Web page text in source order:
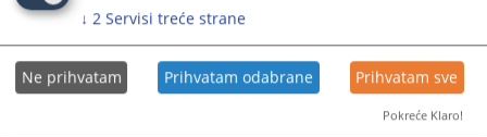
08.07.2026.
Potvrđena optužnica protiv A.V. zbog
nabavljanja i izdavanja krivotvorenih
↓ 2 Servisi treće strane
Ne prihvatam Prihvatam odabrane Prihvatam sve
Pokreće Klaro!